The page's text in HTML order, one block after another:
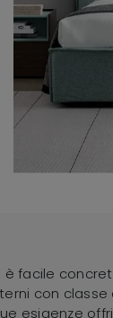
facile
con
esigenze